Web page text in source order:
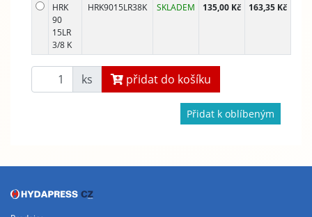
HRK
90
15LR
3/8 K
HRK9015LR38K SKLADEM 135,00 Kč 163,35 Kč
ks přidat do košíku
Přidat k oblíbeným